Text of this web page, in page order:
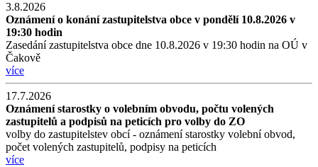
3.8.2026
Oznámení o konání zastupitelstva obce v pondělí 10.8.2026 v
19:30 hodin
Zasedání zastupitelstva obce dne 10.8.2026 v 19:30 hodin na OÚ v
Čakově
více
17.7.2026
Oznámení starostky o volebním obvodu, počtu volených
zastupitelů a podpisů na peticích pro volby do ZO
volby do zastupitelstev obcí - oznámení starostky volební obvod,
počet volených zastupitelů, podpisy na peticích
více